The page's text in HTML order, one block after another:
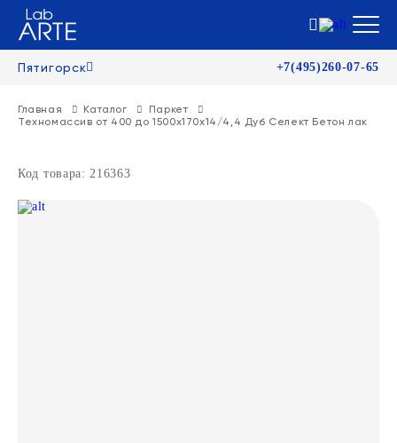
Пятигорск +7(495)260-07-65
Главная Каталог
Паркет
Техномассив от 400 до 1500х170х14/4,4 Дуб Селект Бетон лак
Код товара: 216363